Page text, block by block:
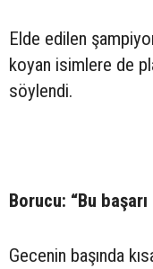
Elde edilen
koyan isimlere de
söylendi.
Borucu: “Bu
Gecenin başında